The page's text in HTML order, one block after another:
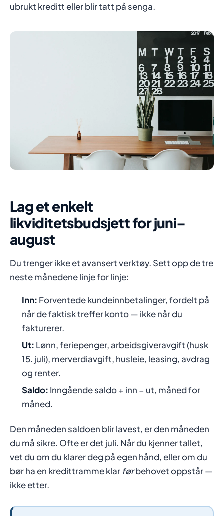
ubrukt kreditt eller blir tatt på senga.
Lag et enkelt
likviditetsbudsjett for juni–
august
Du trenger ikke et avansert verktøy. Sett opp de tre
neste månedene linje for linje:
Inn: Forventede kundeinnbetalinger, fordelt på
når de faktisk treffer konto — ikke når du
fakturerer.
Ut: Lønn, feriepenger, arbeidsgiveravgift (husk
15. juli), merverdiavgift, husleie, leasing, avdrag
og renter.
Saldo: Inngående saldo + inn − ut, måned for
måned.
Den måneden saldoen blir lavest, er den måneden
du må sikre. Ofte er det juli. Når du kjenner tallet,
vet du om du klarer deg på egen hånd, eller om du
bør ha en kredittramme klar førbehovet oppstår —
ikke etter.